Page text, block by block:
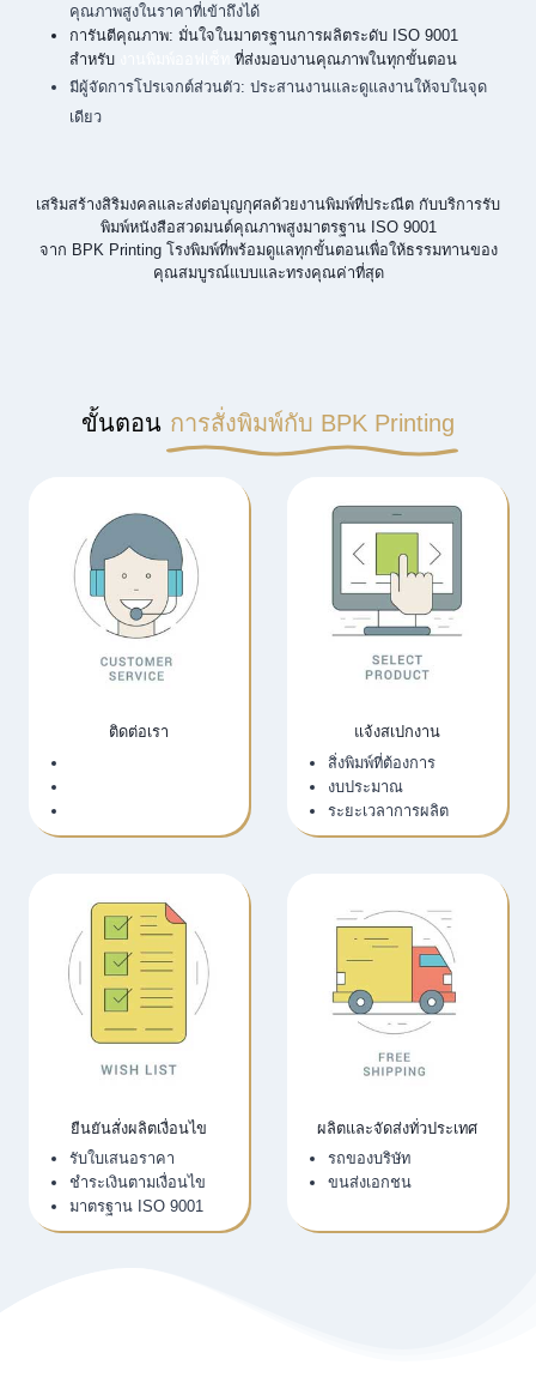
คุณภาพสูงในราคาที่เข้าถึงได้
การันตีคุณภาพ: มั่นใจในมาตรฐานการผลิตระดับ ISO 9001
สำหรับ
ที่ส่งมอบงานคุณภาพในทุกขั้นตอน
มีผู้จัดการโปรเจกต์ส่วนตัว: ประสานงานและดูแลงานให้จบในจุด
เดียว
เสริมสร้างสิริมงคลและส่งต่อบุญกุศลด้วยงานพิมพ์ที่ประณีต กับบริการรับ
พิมพ์หนังสือสวดมนต์คุณภาพสูงมาตรฐาน ISO 9001
จาก BPK Printing โรงพิมพ์ที่พร้อมดูแลทุกขั้นตอนเพื่อให้ธรรมทานของ
คุณสมบูรณ์แบบและทรงคุณค่าที่สุด
ขั้นตอน การสั่งพิมพ์กับ BPK Printing
ติดต่อเรา
แจ้งสเปกงาน
สิ่งพิมพ์ที่ต้องการ
งบประมาณ
ระยะเวลาการผลิต
ยืนยันสั่งผลิตเงื่อนไข
รับใบเสนอราคา
ชำระเงินตามเงื่อนไข
มาตรฐาน ISO 9001
ผลิตและจัดส่งทั่วประเทศ
รถของบริษัท
ขนส่งเอกชน